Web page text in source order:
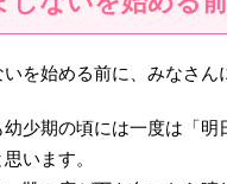
いを始める前に、みなさん
幼少期の頃には一度は「
います。